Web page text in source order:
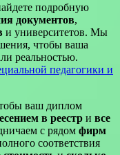
подробную
документов,
и университетов. Мы
чтобы ваша
реальностью.
педагогики и
ваш диплом
в реестр и все
с рядом фирм
соответствия